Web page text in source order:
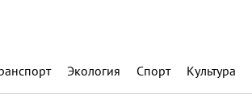
Экология Спорт Культура